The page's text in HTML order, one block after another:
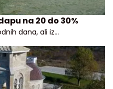
na 20 do 30%
dana, ali iz
da građani i privreda